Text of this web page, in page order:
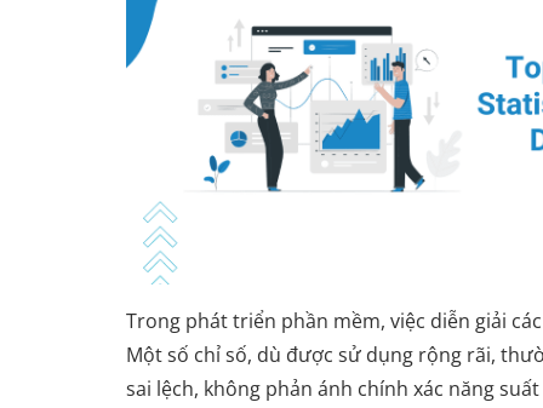
Trong phát triển phần mềm, việc diễn giải
Một số chỉ số, dù được sử dụng rộng rãi,
sai lệch, không phản ánh chính xác năng